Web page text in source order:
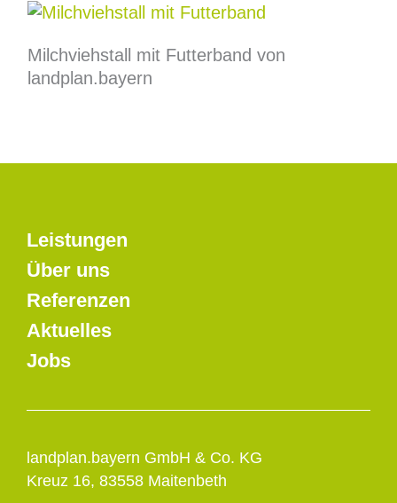
Milchviehstall mit Futterband von
landplan.bayern
landplan.bayern GmbH & Co. KG
Kreuz 16, 83558 Maitenbeth
Leistungen
Über uns
Referenzen
Aktuelles
Jobs